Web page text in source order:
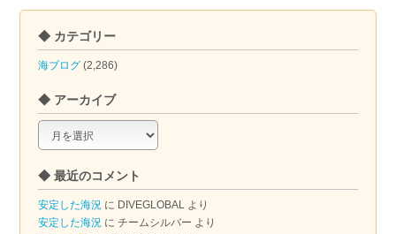
◆ カテゴリー
海ブログ (2,286)
◆ アーカイブ
ア
カ
イ
ブ
◆ 最近のコメント
安定した海況 に DIVEGLOBAL より
安定した海況 にチームシルバー より